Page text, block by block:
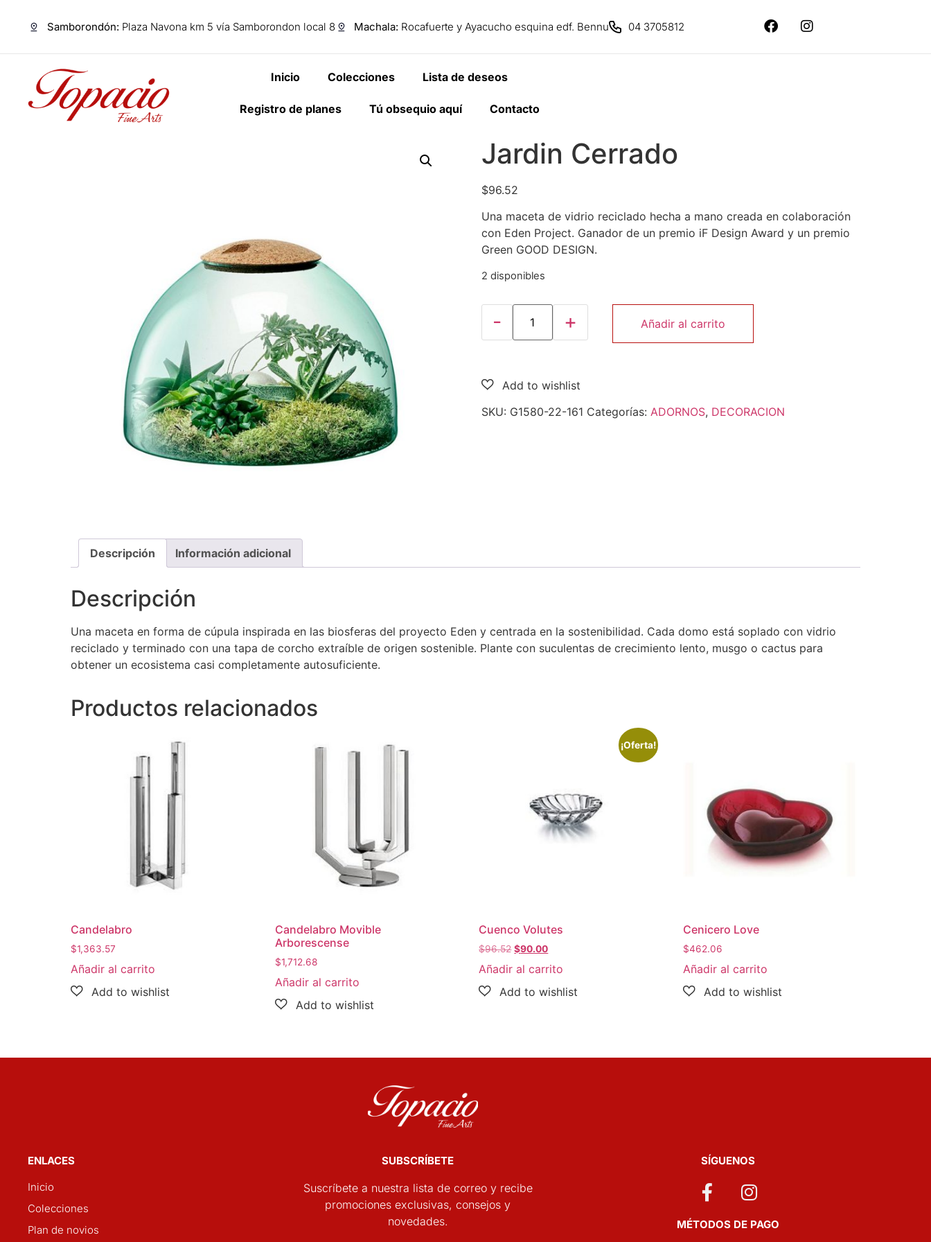
Samborondón: Plaza Navona km 5 vía Samborondon local 8 Machala: Rocafuerte y Ayacucho esquina edf. Bennu 04 3705812
Inicio Colecciones Lista de deseos
Registro de planes Tú obsequio aquí Contacto
Jardin Cerrado
$96.52
Una maceta de vidrio reciclado hecha a mano creada en colaboración
con Eden Project. Ganador de un premio iF Design Award y un premio
Green GOOD DESIGN.
2 disponibles
Añadir al carrito
SKU: G1580-22-161 Categorías: ADORNOS, DECORACION
Descripción Información adicional
Descripción
Una maceta en forma de cúpula inspirada en las biosferas del proyecto Eden y centrada en la sostenibilidad. Cada domo está soplado con vidrio
reciclado y terminado con una tapa de corcho extraíble de origen sostenible. Plante con suculentas de crecimiento lento, musgo o cactus para
obtener un ecosistema casi completamente autosuficiente.
Productos relacionados
Candelabro
$1,363.57
Añadir al carrito
Candelabro Movible
Arborescense
$1,712.68
Añadir al carrito
¡Oferta!
Cuenco Volutes
$96.52 $90.00
Añadir al carrito
Cenicero Love
$462.06
Añadir al carrito
ENLACES
Inicio
Colecciones
Plan de novios
SUBSCRÍBETE
Suscríbete a nuestra lista de correo y recibe
promociones exclusivas, consejos y
novedades.
SÍGUENOS
MÉTODOS DE PAGO